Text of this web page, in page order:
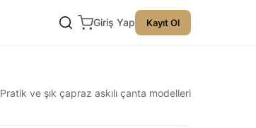
Giriş Yap Kayıt Ol
Pratik ve şık çapraz askılı çanta modelleri